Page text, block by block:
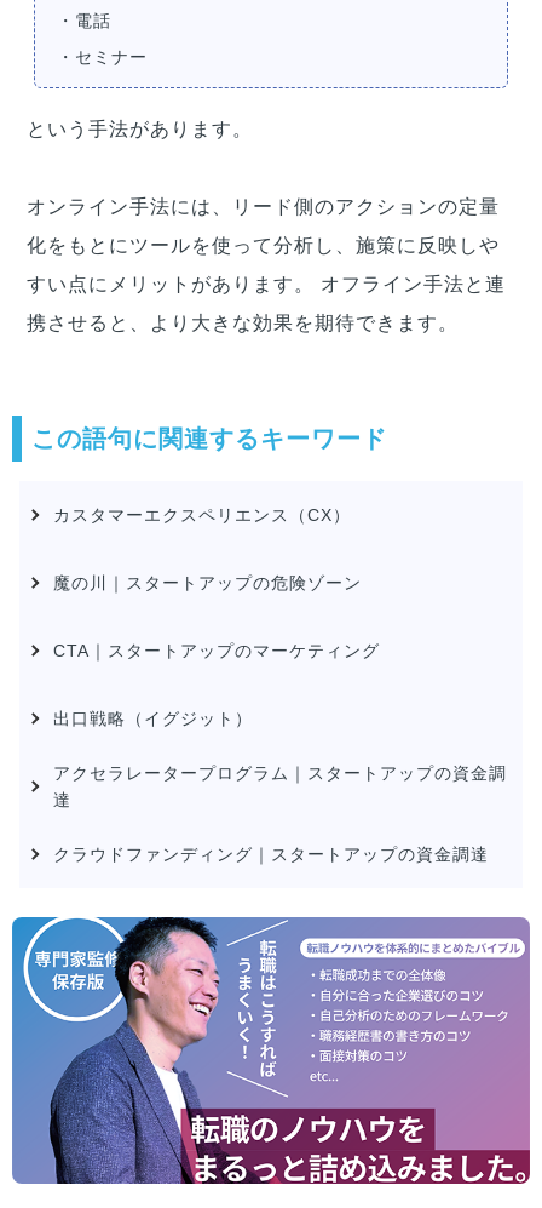
・電話
・セミナー
という手法があります。
オンライン手法には、リード側のアクションの定量
化をもとにツールを使って分析し、施策に反映しや
すい点にメリットがあります。 オフライン手法と連
携させると、より大きな効果を期待できます。
この語句に関連するキーワード
カスタマーエクスペリエンス（CX）
魔の川｜スタートアップの危険ゾーン
CTA｜スタートアップのマーケティング
出口戦略（イグジット）
アクセラレータープログラム｜スタートアップの資金調
達
クラウドファンディング｜スタートアップの資金調達